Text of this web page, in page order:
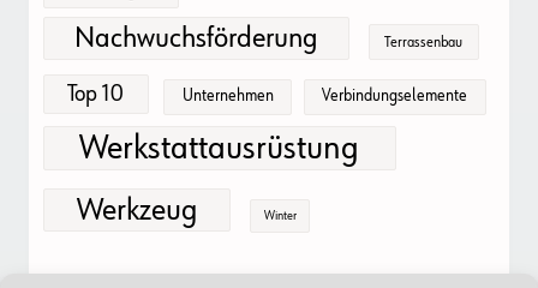
Nachwuchsförderung Terrassenbau
Top 10 Unternehmen Verbindungselemente
Werkstattausrüstung
Werkzeug Winter